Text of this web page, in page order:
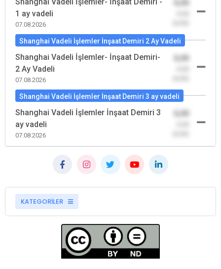
1 ay vadeli
07.08.2026
Shanghai Vadeli İşlemler İnşaat Demiri 2 Ay Vadeli
Shanghai Vadeli İşlemler- İnşaat Demiri-
2 Ay Vadeli
07.08.2026
Shanghai Vadeli İşlemler İnşaat Demiri 3 ay vadeli
Shanghai Vadeli İşlemler İnşaat Demiri 3
ay vadeli
07.08.2026
KATEGORİLER